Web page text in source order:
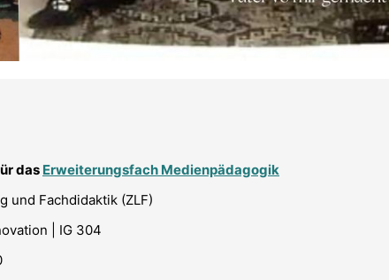
das Erweiterungsfach Medienpädagogik
und Fachdidaktik (ZLF)
| IG 304